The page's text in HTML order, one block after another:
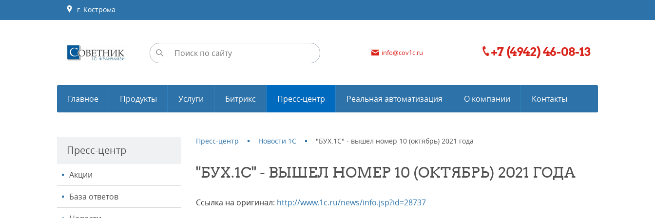
г. Кострома
info@cov1c.ru +7 (4942) 46-08-13
Главное Продукты Услуги Битрикс Пресс-центр Реальная автоматизация О компании Контакты
Пресс-центр
Акции
База ответов
Пресс-центр Новости 1С "БУХ.1С" - вышел номер 10 (октябрь) 2021 года
"БУХ.1С" - ВЫШЕЛ НОМЕР 10 (ОКТЯБРЬ) 2021 ГОДА
Ссылка на оригинал: http://www.1c.ru/news/info.jsp?id=28737